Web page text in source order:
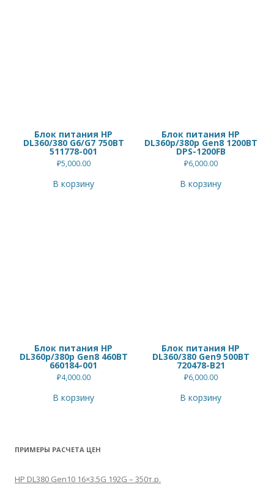
Блок питания HP
DL360/380 G6/G7 750ВТ
511778-001
₽5,000.00
В корзину
Блок питания HP
DL360p/380p Gen8 1200ВТ
DPS-1200FB
₽6,000.00
В корзину
Блок питания HP
DL360p/380p Gen8 460ВТ
660184-001
₽4,000.00
В корзину
Блок питания HP
DL360/380 Gen9 500ВТ
720478-B21
₽6,000.00
В корзину
ПРИМЕРЫ РАСЧЕТА ЦЕН
HP DL380 Gen10 16×3.5G 192G – 350т.р.